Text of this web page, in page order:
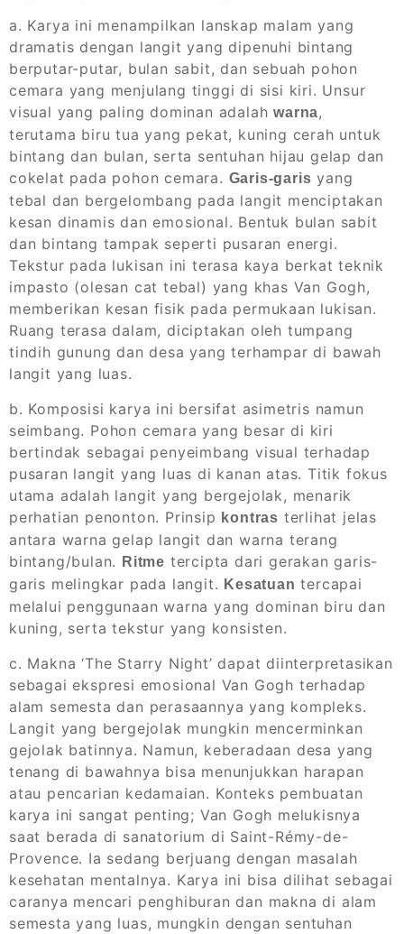
a. Karya ini menampilkan lanskap malam yang
dramatis dengan langit yang dipenuhi bintang
berputar-putar, bulan sabit, dan sebuah pohon
cemara yang menjulang tinggi di sisi kiri. Unsur
visual yang paling dominan adalahwarna,
terutama biru tua yang pekat, kuning cerah untuk
bintang dan bulan, serta sentuhan hijau gelap dan
cokelat pada pohon cemara. Garis-garis yang
tebal dan bergelombang pada langit menciptakan
kesan dinamis dan emosional. Bentuk bulan sabit
dan bintang tampak seperti pusaran energi.
Tekstur pada lukisan ini terasa kaya berkat teknik
impasto (olesan cat tebal) yang khas Van Gogh,
memberikan kesan fisik pada permukaan lukisan.
Ruang terasa dalam, diciptakan oleh tumpang
tindih gunung dan desa yang terhampar di bawah
langit yang luas.
b. Komposisi karya ini bersifat asimetris namun
seimbang. Pohon cemara yang besar di kiri
bertindak sebagai penyeimbang visual terhadap
pusaran langit yang luas di kanan atas. Titik fokus
utama adalah langit yang bergejolak, menarik
perhatian penonton. Prinsip kontras terlihat jelas
antara warna gelap langit dan warna terang
bintang/bulan.
Ritme tercipta dari gerakan garis-
garis melingkar pada langit. Kesatuan tercapai
melalui penggunaan warna yang dominan biru dan
kuning, serta tekstur yang konsisten.
c. Makna ‘The Starry Night’ dapat diinterpretasikan
sebagai ekspresi emosional Van Gogh terhadap
alam semesta dan perasaannya yang kompleks.
Langit yang bergejolak mungkin mencerminkan
gejolak batinnya. Namun, keberadaan desa yang
tenang di bawahnya bisa menunjukkan harapan
atau pencarian kedamaian. Konteks pembuatan
karya ini sangat penting; Van Gogh melukisnya
saat berada di sanatorium di Saint-Rémy-de-
Provence. Ia sedang berjuang dengan masalah
kesehatan mentalnya. Karya ini bisa dilihat sebagai
caranya mencari penghiburan dan makna di alam
semesta yang luas, mungkin dengan sentuhan